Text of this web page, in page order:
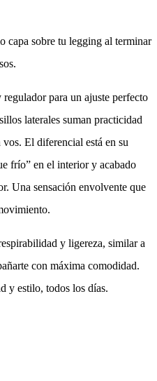
capa sobre tu legging al terminar
para un ajuste perfecto
laterales suman practicidad
El diferencial está en su
frío” en el interior y acabado
Una sensación envolvente que
y ligereza, similar a
con máxima comodidad.
y estilo, todos los días.